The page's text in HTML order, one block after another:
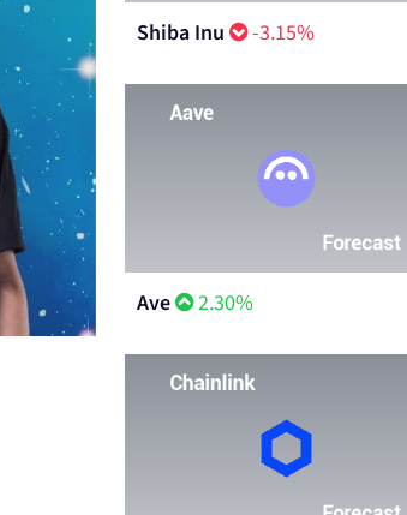
Shiba Inu -3.15%
Ave 2.30%